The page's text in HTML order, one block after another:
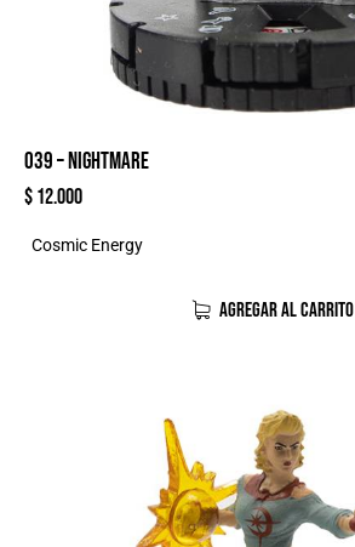
039 – NIGHTMARE
$12.000
Cosmic Energy
AGREGAR AL CARRITO